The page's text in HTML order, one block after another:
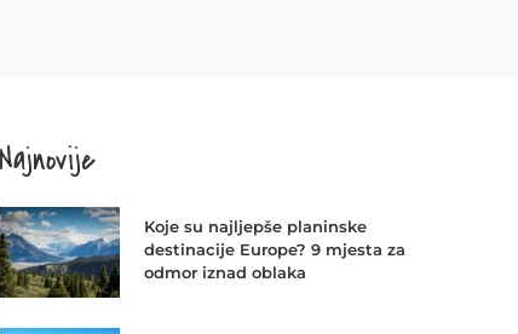
Najnovije
Koje su najljepše planinske
destinacije Europe? 9 mjesta za
odmor iznad oblaka